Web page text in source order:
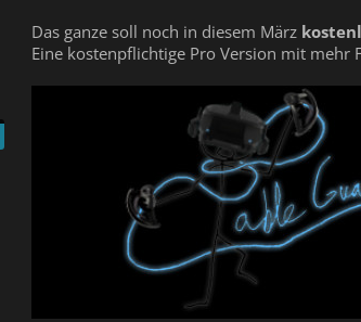
Das ganze soll noch in diesem März
Eine kostenpflichtige Pro Version mit mehr